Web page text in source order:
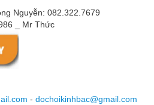
Nguyễn: 082.322.7679
_ Mr Thức
- dochoikinhbac@gmail.com